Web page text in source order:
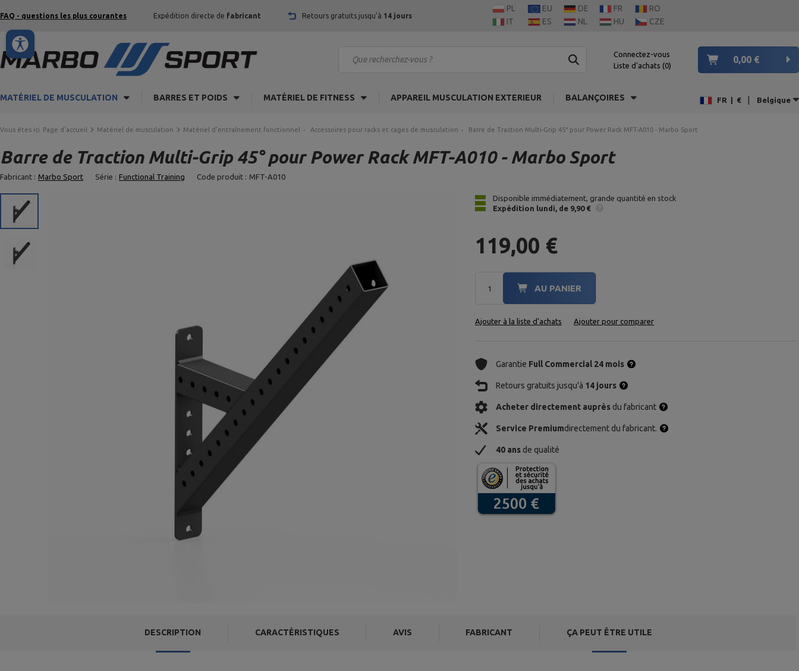
FAQ - questions les plus courantes Expédition directe de fabricant Retours gratuits jusqu'à 14 jours
PL EU DE FR
RO
IT
ES NL HU CZE
Connectez-vous
Liste d'achats 0
0,00 €
MATÉRIEL DE MUSCULATION BARRES ET POIDS MATÉRIEL DE FITNESS APPAREIL MUSCULATION EXTERIEUR BALANÇOIRES FR € | Belgique
Vous êtes ici Page d'accueil Matériel de musculation Matériel d'entraînement fonctionnel Accessoires pour racks et cages de musculation Barre de Traction Multi-Grip 45° pour Power Rack MFT-A010 - Marbo Sport
Barre de Traction Multi-Grip 45° pour Power Rack MFT-A010 - Marbo Sport
Fabricant : Marbo Sport Série : Functional Training Code produit : MFT-A010
Disponible immédiatement, grande quantité en stock
Expédition lundi de 9,90 €
119,00 €
AU PANIER
Ajouter à la liste d'achats Ajouter pour comparer
Garantie Full Commercial 24 mois
Retours gratuits jusqu'à 14 jours
Acheter directement auprès du fabricant
Service Premiumdirectement du fabricant.
40 ans de qualité
DESCRIPTION CARACTÉRISTIQUES AVIS FABRICANT ÇA PEUT ÊTRE UTILE